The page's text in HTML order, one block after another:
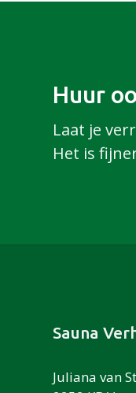
Huur
Laat je
Het is
Footer
Sauna
Juliana van